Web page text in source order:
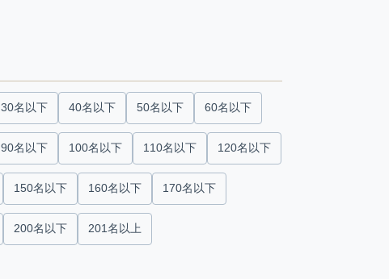
30名以下 40名以下 50名以下 60名以下
90名以下 100名以下 110名以下 120名以下
150名以下 160名以下 170名以下
200名以下 201名以上